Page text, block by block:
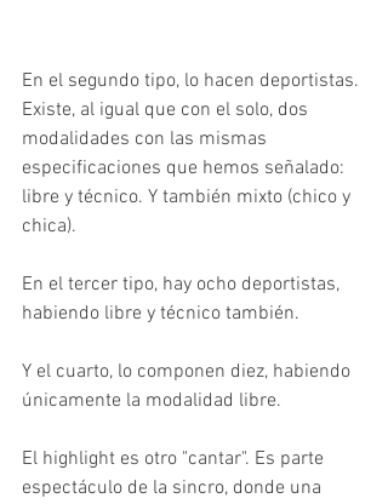
En el segundo tipo, lo hacen deportistas.
Existe, al igual que con el solo, dos
modalidades con las mismas
especificaciones que hemos señalado:
libre y técnico. Y también mixto (chico y
chica).
En el tercer tipo, hay ocho deportistas,
habiendo libre y técnico también.
Y el cuarto, lo componen diez, habiendo
únicamente la modalidad libre.
El highlight es otro "cantar". Es parte
espectáculo de la sincro, donde una